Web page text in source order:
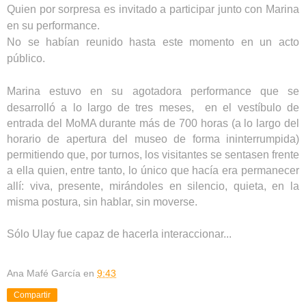
Quien por sorpresa es invitado a participar junto con Marina
en su performance.
No se habían reunido hasta este momento en un acto
público.
Marina estuvo en su agotadora performance que se
desarrolló a lo largo de tres meses, en el vestíbulo de
entrada del MoMA durante más de 700 horas (a lo largo del
horario de apertura del museo de forma ininterrumpida)
permitiendo que, por turnos, los visitantes se sentasen frente
a ella quien, entre tanto, lo único que hacía era permanecer
allí: viva, presente, mirándoles en silencio, quieta, en la
misma postura, sin hablar, sin moverse.
Sólo Ulay fue capaz de hacerla interaccionar...
Ana Mafé García en 9:43
Compartir